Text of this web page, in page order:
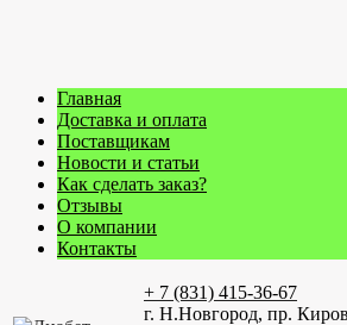
Главная
Доставка и оплата
Поставщикам
Новости и статьи
Как сделать заказ?
Отзывы
О компании
Контакты
+ 7 (831) 415-36-67
г. Н.Новгород, пр.